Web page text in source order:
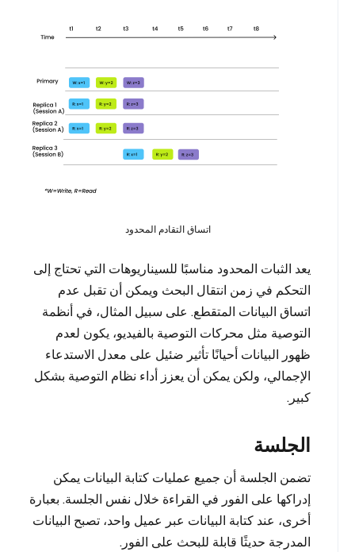
اتساق التقادم المحدود
يعد الثبات المحدود مناسبًا للسيناريوهات التي تحتاج إلى
التحكم في زمن انتقال البحث ويمكن أن تقبل عدم
اتساق البيانات المتقطع. على سبيل المثال، في أنظمة
التوصية مثل محركات التوصية بالفيديو، يكون لعدم
ظهور البيانات أحيانًا تأثير ضئيل على معدل الاستدعاء
الإجمالي، ولكن يمكن أن يعزز أداء نظام التوصية بشكل
كبير.
الجلسة
تضمن الجلسة أن جميع عمليات كتابة البيانات يمكن
إدراكها على الفور في القراءة خلال نفس الجلسة. بعبارة
أخرى، عند كتابة البيانات عبر عميل واحد، تصبح البيانات
المدرجة حديثًا قابلة للبحث على الفور.